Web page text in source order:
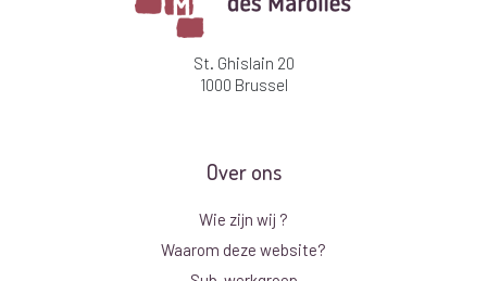
St. Ghislain 20
1000 Brussel
Over ons
Wie zijn wij ?
Waarom deze website?